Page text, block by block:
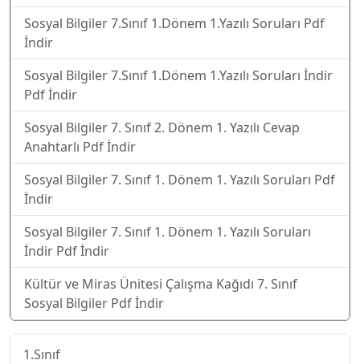
Sosyal Bilgiler 7.Sınıf 1.Dönem 1.Yazılı Soruları Pdf
İndir
Sosyal Bilgiler 7.Sınıf 1.Dönem 1.Yazılı Soruları İndir
Pdf İndir
Sosyal Bilgiler 7. Sınıf 2. Dönem 1. Yazılı Cevap
Anahtarlı Pdf İndir
Sosyal Bilgiler 7. Sınıf 1. Dönem 1. Yazılı Soruları Pdf
İndir
Sosyal Bilgiler 7. Sınıf 1. Dönem 1. Yazılı Soruları
İndir Pdf İndir
Kültür ve Miras Ünitesi Çalışma Kağıdı 7. Sınıf
Sosyal Bilgiler Pdf İndir
1.Sınıf